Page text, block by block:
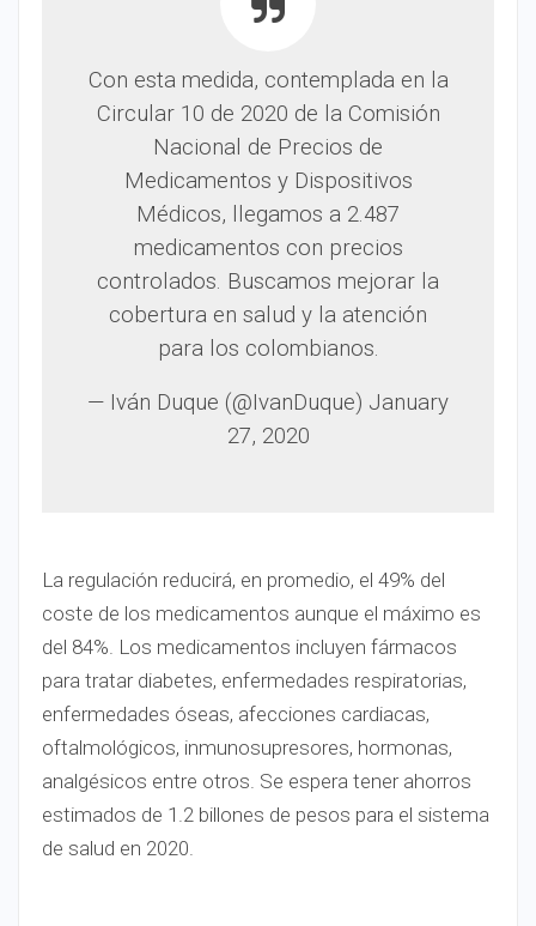
Con esta medida, contemplada en la
Circular 10 de 2020 de la Comisión
Nacional de Precios de
Medicamentos y Dispositivos
Médicos, llegamos a 2.487
medicamentos con precios
controlados. Buscamos mejorar la
cobertura en salud y la atención
para los colombianos.
— Iván Duque (@IvanDuque) January
27, 2020
La regulación reducirá, en promedio, el 49% del
coste de los medicamentos aunque el máximo es
del 84%. Los medicamentos incluyen fármacos
para tratar diabetes, enfermedades respiratorias,
enfermedades óseas, afecciones cardiacas,
oftalmológicos, inmunosupresores, hormonas,
analgésicos entre otros. Se espera tener ahorros
estimados de 1.2 billones de pesos para el sistema
de salud en 2020.